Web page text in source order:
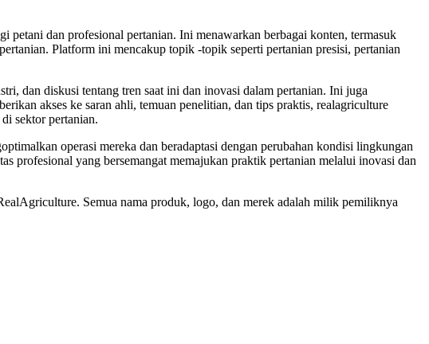
petani dan profesional pertanian. Ini menawarkan berbagai konten, termasuk
Platform ini mencakup topik -topik seperti pertanian presisi, pertanian
dan diskusi tentang tren saat ini dan inovasi dalam pertanian. Ini juga
akses ke saran ahli, temuan penelitian, dan tips praktis, realagriculture
sektor pertanian.
operasi mereka dan beradaptasi dengan perubahan kondisi lingkungan
profesional yang bersemangat memajukan praktik pertanian melalui inovasi dan
Semua nama produk, logo, dan merek adalah milik pemiliknya